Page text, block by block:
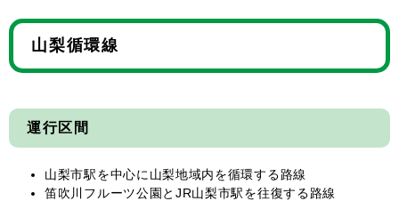
山梨循環線
運行区間
山梨市駅を中心に山梨地域内を循環する路線
笛吹川フルーツ公園とJR山梨市駅を往復する路線